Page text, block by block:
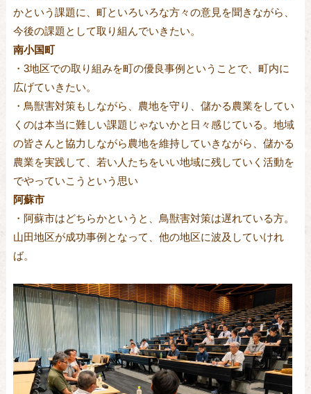
かという課題に、町といろいろな方々の意見を聞きながら、
今後の課題として取り組んでいきたい。
南小国町
・3地区での取り組みを町の優良事例ということで、町内に
広げていきたい。
・鳥獣害対策もしながら、農地を守り、儲かる農業をしてい
くのは本当に難しい課題じゃないかと日々感じている。地域
の皆さんと協力しながら農地を維持していきながら、儲かる
農業を実践して、若い人たちをいい地域に残していく活動を
でやっていこうという思い
阿蘇市
・阿蘇市はどちらかというと、鳥獣害対策は遅れている方。
山田地区が成功事例となって、他の地区に波及していけれ
ば。